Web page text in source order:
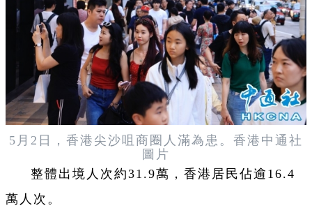
5月2日，香港尖沙咀商圈人滿為患。香港中通社
圖片
整體出境人次約31.9萬，香港居民佔逾16.4
萬人次。